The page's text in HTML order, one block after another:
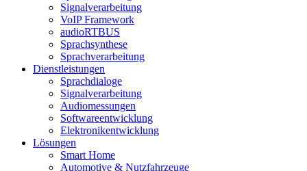
Signalverarbeitung
VoIP Framework
audioRTBUS
Sprachsynthese
Sprachverarbeitung
Dienstleistungen
Sprachdialoge
Signalverarbeitung
Audiomessungen
Softwareentwicklung
Elektronikentwicklung
Lösungen
Smart Home
Automotive & Nutzfahrzeuge